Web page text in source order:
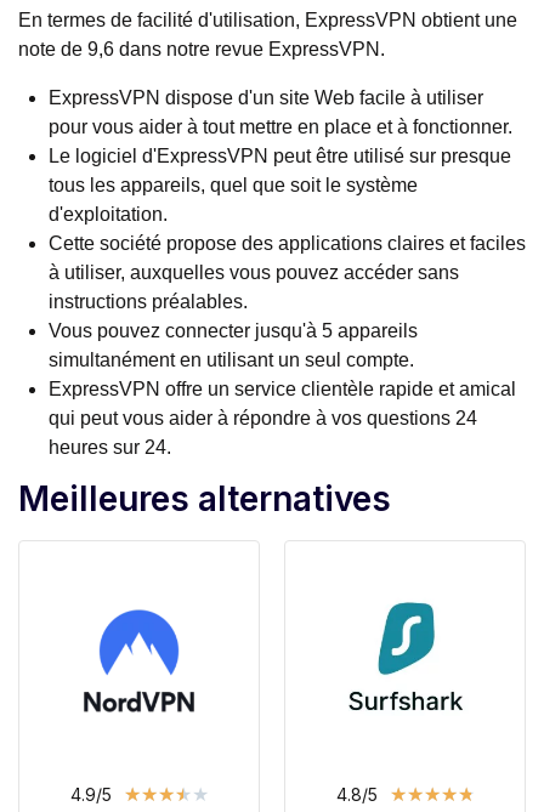
En termes de facilité d'utilisation, ExpressVPN obtient une
note de 9,6 dans notre revue ExpressVPN.
ExpressVPN dispose d'un site Web facile à utiliser
pour vous aider à tout mettre en place et à fonctionner.
Le logiciel d'ExpressVPN peut être utilisé sur presque
tous les appareils, quel que soit le système
d'exploitation.
Cette société propose des applications claires et faciles
à utiliser, auxquelles vous pouvez accéder sans
instructions préalables.
Vous pouvez connecter jusqu'à 5 appareils
simultanément en utilisant un seul compte.
ExpressVPN offre un service clientèle rapide et amical
qui peut vous aider à répondre à vos questions 24
heures sur 24.
Meilleures alternatives
4.9/5 ★★★★★ 4.8/5 ★★★★★